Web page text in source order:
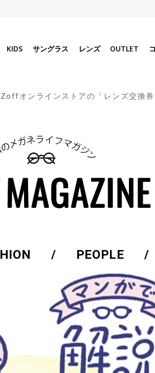
KIDS サングラス レンズ OUTLET
オンラインストアの「レンズ交換
PEOPLE